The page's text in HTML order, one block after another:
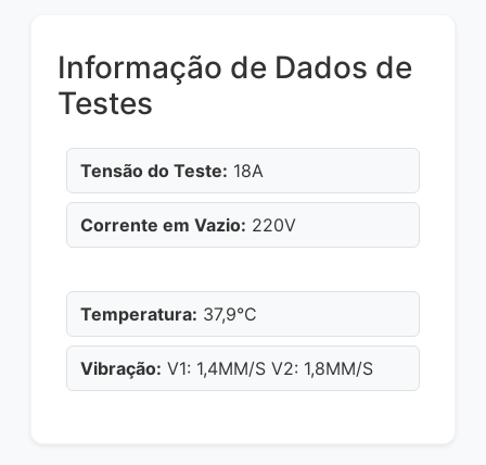
Informação de Dados de
Testes
Tensão do Teste: 18A
Corrente em Vazio: 220V
Temperatura: 37,9°C
Vibração: V1: 1,4MM/S V2: 1,8MM/S